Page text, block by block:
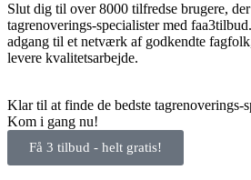
Slut dig til over 8000 tilfredse brugere,
tagrenoverings-specialister med
adgang til et netværk af godkendte
levere kvalitetsarbejde.
Klar til at finde de bedste tagrenoverings-
Kom i gang nu!
Få 3 tilbud - helt gratis!